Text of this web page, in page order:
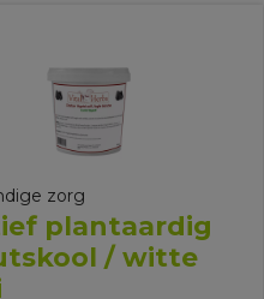
zorg
plantaardig
/ witte